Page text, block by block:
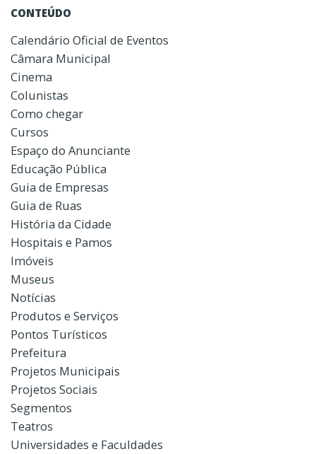
CONTEÚDO
Calendário Oficial de Eventos
Câmara Municipal
Cinema
Colunistas
Como chegar
Cursos
Espaço do Anunciante
Educação Pública
Guia de Empresas
Guia de Ruas
História da Cidade
Hospitais e Pamos
Imóveis
Museus
Notícias
Produtos e Serviços
Pontos Turísticos
Prefeitura
Projetos Municipais
Projetos Sociais
Segmentos
Teatros
Universidades e Faculdades